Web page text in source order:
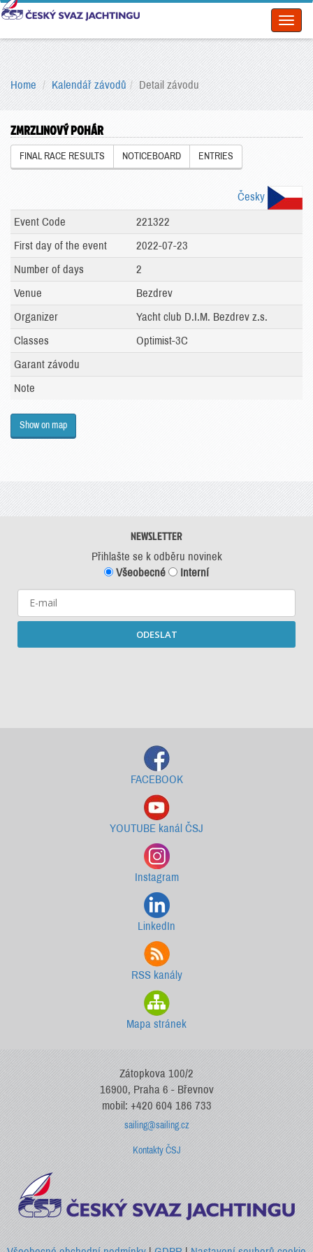
Home Kalendář závodů Detail závodu
ZMRZLINOVÝ POHÁR
FINAL RACE RESULTS NOTICEBOARD ENTRIES
Česky
Event Code
221322
First day of the event
2022-07-23
Number of days
2
Venue
Bezdrev
Organizer
Yacht club D.I.M. Bezdrev z.s.
Classes
Optimist-3C
Garant závodu
Note
Show on map
NEWSLETTER
Přihlašte se k odběru novinek
Všeobecné
Interní
ODESLAT
FACEBOOK
YOUTUBE kanál ČSJ
Instagram
LinkedIn
RSS kanály
Mapa stránek
Zátopkova 100/2
16900, Praha 6 - Břevnov
mobil: +420 604 186 733
sailing@sailing.cz
Kontakty ČSJ